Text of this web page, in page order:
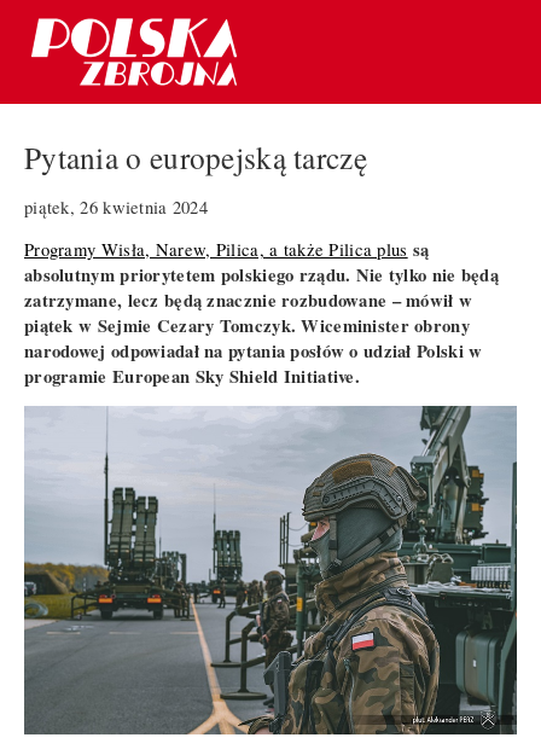
Pytania o europejską tarczę
piątek, 26 kwietnia 2024
Programy Wisła, Narew, Pilica, a także Pilica plus są
absolutnym priorytetem polskiego rządu. Nie tylko nie będą
zatrzymane, lecz będą znacznie rozbudowane – mówił w
piątek w Sejmie Cezary Tomczyk. Wiceminister obrony
narodowej odpowiadał na pytania posłów o udział Polski w
programie European Sky Shield Initiative.